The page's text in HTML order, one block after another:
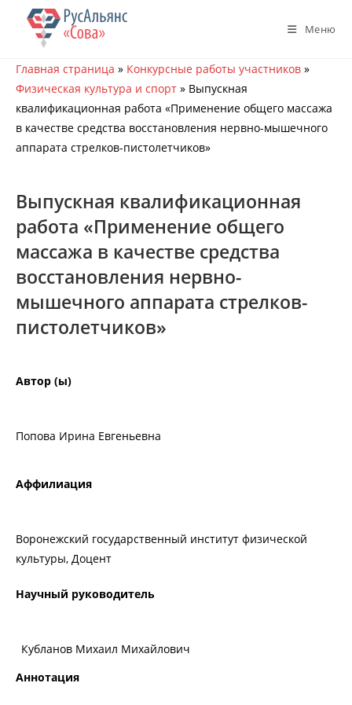
Перейти
содержимому
Меню
Главная страница » Конкурсные работы участников »
Физическая культура и спорт » Выпускная
квалификационная работа «Применение общего массажа
в качестве средства восстановления нервно-мышечного
аппарата стрелков-пистолетчиков»
Выпускная квалификационная
работа «Применение общего
массажа в качестве средства
восстановления нервно-
мышечного аппарата стрелков-
пистолетчиков»
Автор (ы)
Попова Ирина Евгеньевна
Аффилиация
Воронежский государственный институт физической
культуры, Доцент
Научный руководитель
Кубланов Михаил Михайлович
Аннотация